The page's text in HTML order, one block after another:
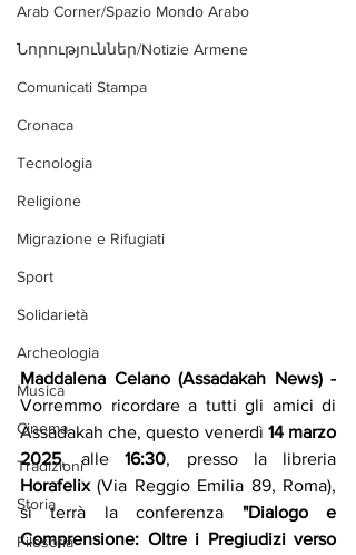
Arab Corner/Spazio Mondo Arabo
Նորություններ/Notizie Armene
Comunicati Stampa
Cronaca
Tecnologia
Religione
Migrazione e Rifugiati
Sport
Solidarietà
Archeologia
Musica
Cinema
Tradizioni
Storia
Filosofia
Vorremmo ricordare a tutti gli amici di
Assadakah che, questo venerdì 14 marzo
2025, alle 16:30
Horafelix (Via Reggio Emilia 89, Roma),
si terrà la conferenza "Dialogo e
Comprensione: Oltre i Pregiudizi verso